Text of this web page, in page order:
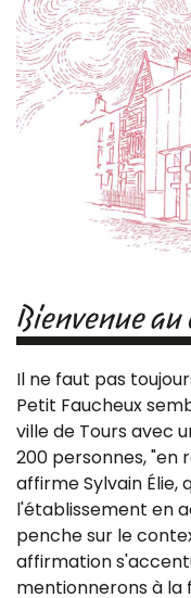
Bienvenue au
Il ne faut pas
Petit Faucheux
ville de Tours avec
200 personnes, "en
affirme Sylvain Élie,
l'établissement en
penche sur le
affirmation
mentionnerons à la